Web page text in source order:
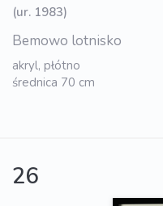
(ur. 1983)
Bemowo lotnisko
akryl, płótno
średnica 70 cm
26